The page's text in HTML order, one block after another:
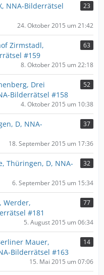
NNA-Bilderrätsel
23
24. Oktober 2015 um 21:42
Zirmstadl,
#159
63
8. Oktober 2015 um 22:18
Drei
Bilderrätsel #158
52
4. Oktober 2015 um 10:38
D, NNA-
37
18. September 2015 um 17:36
Thüringen, D, NNA-
32
6. September 2015 um 15:34
Werder,
#181
77
5. August 2015 um 06:34
Mauer,
Bilderrätsel #163
14
15. Mai 2015 um 07:06